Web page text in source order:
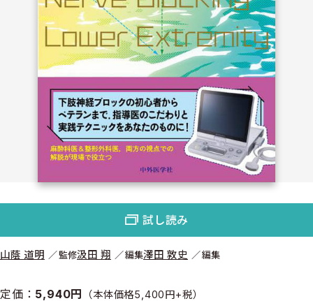
山蔭 道明 監修汲田 翔 編集澤田 敦史 編集
定価： 5,940円 （本体価格5,400円+税）
試し読み